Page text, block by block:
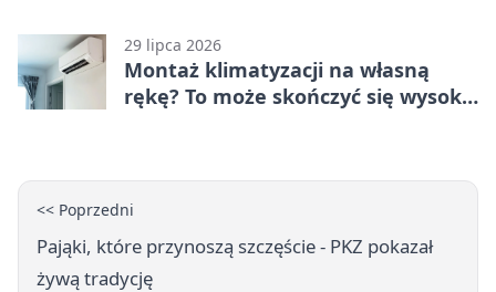
29 lipca 2026
Montaż klimatyzacji na własną
rękę? To może skończyć się wysoką
<< Poprzedni
Pająki, które przynoszą szczęście - PKZ pokazał
żywą tradycję